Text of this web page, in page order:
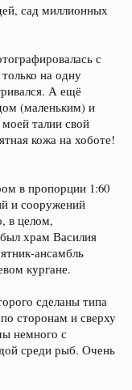
сад миллионных
с
на одну
А ещё
(маленьким) и
талии свой
кожа на хоботе!
в пропорции 1:60
и сооружений
в целом,
храм Василия
ансамбль
кургане.
сделаны типа
сторонам и сверху
немного с
среди рыб. Очень